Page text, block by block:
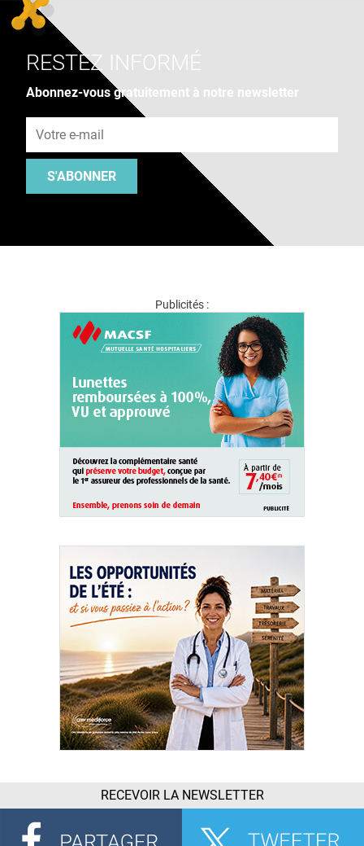
RESTEZ INFORMÉ
Abonnez-vous gratuitement à notre newsletter
S'ABONNER
Publicités :
RECEVOIR LA NEWSLETTER